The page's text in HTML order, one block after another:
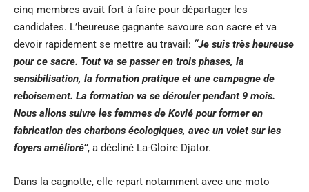
cinq membres avait fort à faire pour départager les
candidates. L’heureuse gagnante savoure son sacre et va
devoir rapidement se mettre au travail: ‘‘Je suis très heureuse
pour ce sacre. Tout va se passer en trois phases, la
sensibilisation, la formation pratique et une campagne de
reboisement. La formation va se dérouler pendant 9 mois.
Nous allons suivre les femmes de Kovié pour former en
fabrication des charbons écologiques, avec un volet sur les
foyers amélioré’’, a décliné La-Gloire Djator.
Dans la cagnotte, elle repart notamment avec une moto